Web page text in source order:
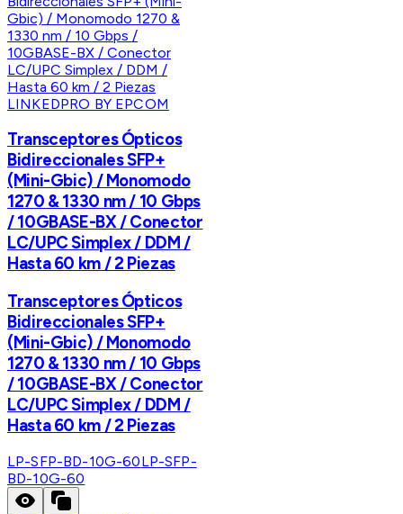
LINKEDPRO BY EPCOM
Transceptores Ópticos
Bidireccionales SFP+
(Mini-Gbic) / Monomodo
1270 & 1330 nm / 10 Gbps
/ 10GBASE-BX / Conector
LC/UPC Simplex / DDM /
Hasta 60 km / 2 Piezas
Transceptores Ópticos
Bidireccionales SFP+
(Mini-Gbic) / Monomodo
1270 & 1330 nm / 10 Gbps
/ 10GBASE-BX / Conector
LC/UPC Simplex / DDM /
Hasta 60 km / 2 Piezas
LP-SFP-BD-10G-60LP-SFP-
BD-10G-60